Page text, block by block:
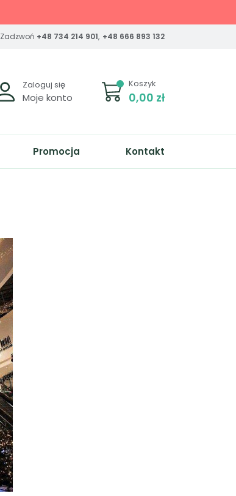
Zadzwoń +48 734 214 901, +48 666 893 132
Zaloguj się
Moje konto
Koszyk
0,00 zł
Promocja Kontakt